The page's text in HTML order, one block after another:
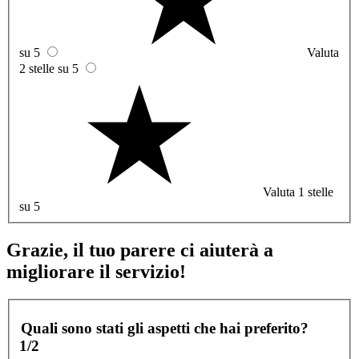
su 5
Valuta
2 stelle su 5
Valuta 1 stelle
su 5
Grazie, il tuo parere ci aiuterà a
migliorare il servizio!
Quali sono stati gli aspetti che hai preferito?
1/2